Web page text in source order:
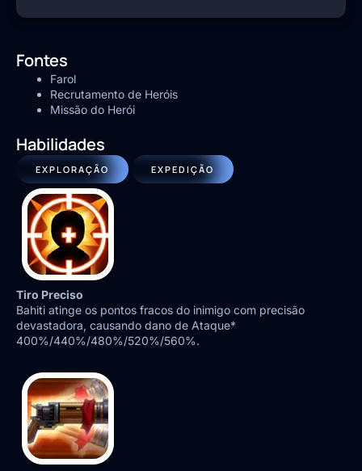
Fontes
Farol
Recrutamento de Heróis
Missão do Herói
Habilidades
EXPLORAÇÃO EXPEDIÇÃO
Tiro Preciso
Bahiti atinge os pontos fracos do inimigo com precisão
devastadora, causando dano de Ataque*
400%/440%/480%/520%/560%.